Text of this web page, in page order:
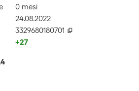
0 mesi
24.08.2022
3329680180701
+27